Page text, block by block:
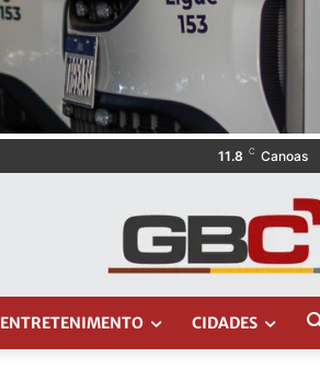
11.8 C Canoas
ENTRETENIMENTO CIDADES